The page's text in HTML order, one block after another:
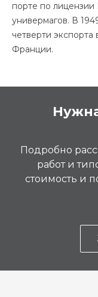
порте по лицензии
универмагов. В
четверти
Франции.
Подробно
работ и
стоимость и